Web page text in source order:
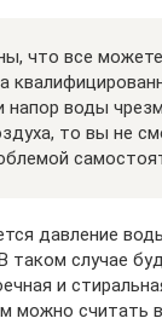
что все
напор воды
то вы не
давление
таком случае
и
можно считать